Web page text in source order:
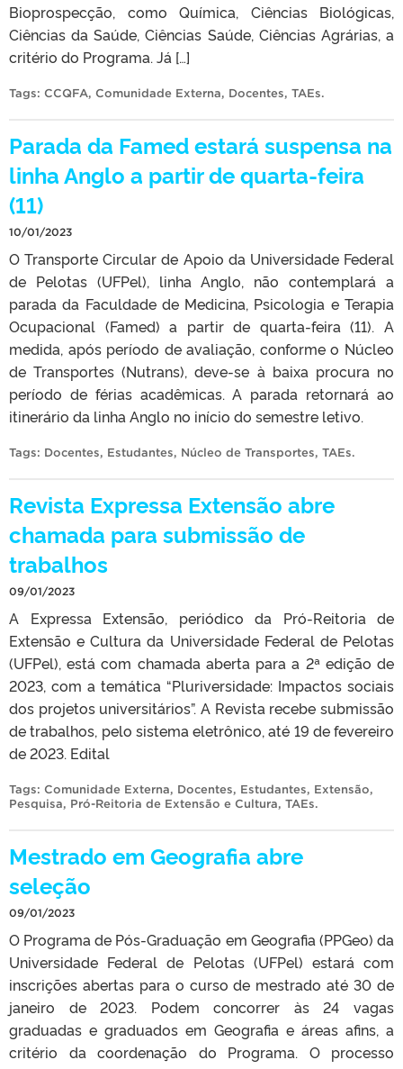
Bioprospecção, como Química, Ciências Biológicas,
Ciências da Saúde, Ciências Saúde, Ciências Agrárias, a
critério do Programa. Já […]
Tags: CCQFA, Comunidade Externa, Docentes, TAEs.
Parada da Famed estará suspensa na
linha Anglo a partir de quarta-feira
(11)
10/01/2023
O Transporte Circular de Apoio da Universidade Federal
de Pelotas (UFPel), linha Anglo, não contemplará a
parada da Faculdade de Medicina, Psicologia e Terapia
Ocupacional (Famed) a partir de quarta-feira (11). A
medida, após período de avaliação, conforme o Núcleo
de Transportes (Nutrans), deve-se à baixa procura no
período de férias acadêmicas. A parada retornará ao
itinerário da linha Anglo no início do semestre letivo.
Tags: Docentes, Estudantes, Núcleo de Transportes, TAEs.
Revista Expressa Extensão abre
chamada para submissão de
trabalhos
09/01/2023
A Expressa Extensão, periódico da Pró-Reitoria de
Extensão e Cultura da Universidade Federal de Pelotas
(UFPel), está com chamada aberta para a 2ª edição de
2023, com a temática “Pluriversidade: Impactos sociais
dos projetos universitários”. A Revista recebe submissão
de trabalhos, pelo sistema eletrônico, até 19 de fevereiro
de 2023. Edital
Tags: Comunidade Externa, Docentes, Estudantes, Extensão,
Pesquisa, Pró-Reitoria de Extensão e Cultura, TAEs.
Mestrado em Geografia abre
seleção
09/01/2023
O Programa de Pós-Graduação em Geografia (PPGeo) da
Universidade Federal de Pelotas (UFPel) estará com
inscrições abertas para o curso de mestrado até 30 de
janeiro de 2023. Podem concorrer às 24 vagas
graduadas e graduados em Geografia e áreas afins, a
critério da coordenação do Programa. O processo